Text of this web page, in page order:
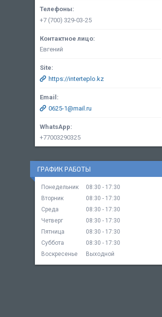
+7 (700) 329-03-25
Евгений
https://interteplo.kz
0625-1@mail.ru
+77003290325
ГРАФИК РАБОТЫ
Понедельник 08:30
17:30
Вторник
08:30
17:30
Среда
08:30
17:30
Четверг
08:30
17:30
Пятница
08:30
17:30
Суббота
08:30
17:30
Воскресенье
Выходной